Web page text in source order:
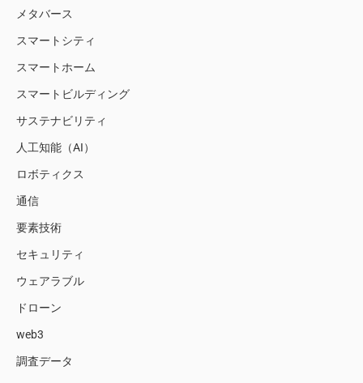
メタバース
スマートシティ
スマートホーム
スマートビルディング
サステナビリティ
人工知能（AI）
ロボティクス
通信
要素技術
セキュリティ
ウェアラブル
ドローン
web3
調査データ